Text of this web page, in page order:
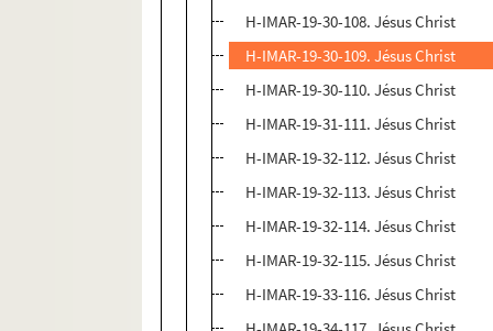
H-IMAR-19-30-108. Jésus Christ
H-IMAR-19-30-109. Jésus Christ
H-IMAR-19-30-110. Jésus Christ
H-IMAR-19-31-111. Jésus Christ
H-IMAR-19-32-112. Jésus Christ
H-IMAR-19-32-113. Jésus Christ
H-IMAR-19-32-114. Jésus Christ
H-IMAR-19-32-115. Jésus Christ
H-IMAR-19-33-116. Jésus Christ